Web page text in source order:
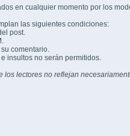
en cualquier momento por los
las siguientes condiciones:
post.
comentario.
insultos no serán permitidos.
lectores no reflejan